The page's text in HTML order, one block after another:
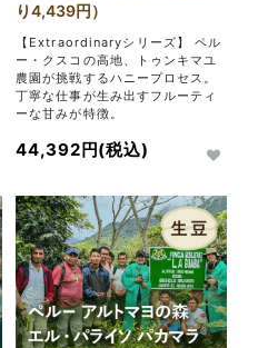
り4,439円）
【Extraordinaryシリーズ】 ペル
ー・クスコの高地、トゥンキマユ
農園が挑戦するハニープロセス。
丁寧な仕事が生み出すフルーティ
ーな甘みが特徴。
44,392円(税込)